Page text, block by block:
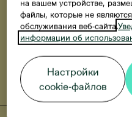
общей
евро.
Стоимость встроенной
стоимость
на вашем устройстве,
файлы, которые не
обслуживания веб-сайта.
информации об
Настройки
cookie-файлов